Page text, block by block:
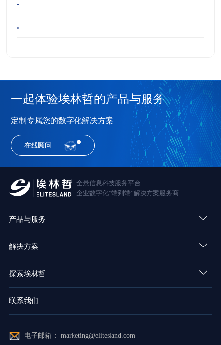
•
•
一起体验埃林哲的产品与服务
定制专属您的数字化解决方案
在线顾问
全景信息科技服务平台
企业数字化“端到端”解决方案服务商
产品与服务
解决方案
探索埃林哲
联系我们
电子邮箱： marketing@elitesland.com